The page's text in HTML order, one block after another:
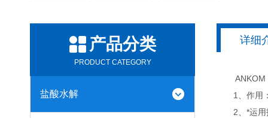
产品分类
PRODUCT CATEGORY
盐酸水解
详细
ANKOM
1、作用：
2、*运用